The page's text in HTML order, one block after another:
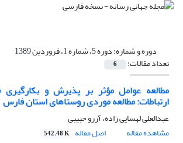
دوره و شماره:دوره 5، شماره 1، فروردین 1389
تعداد مقالات: 6
مطالعه عوامل مؤثر بر پذیرش و بکارگیری
ارتباطات: مطالعه موردی روستاهای استان فارس
عبدالعلی لهسایی زاده، آرزو حبیبی
مشاهده مقاله
اصل مقاله 542.48 K